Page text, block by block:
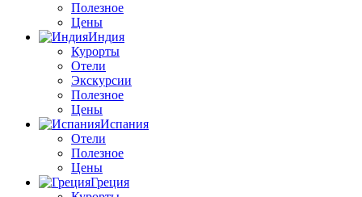
Полезное
Цены
Индия
Курорты
Отели
Экскурсии
Полезное
Цены
Испания
Отели
Полезное
Цены
Греция